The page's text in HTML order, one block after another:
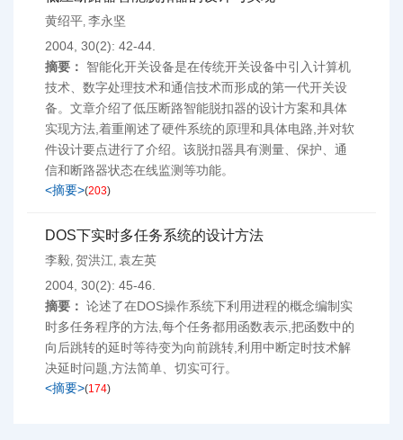
黄绍平, 李永坚
2004, 30(2): 42-44.
摘要：
智能化开关设备是在传统开关设备中引入计算机
技术、数字处理技术和通信技术而形成的第一代开关设
备。文章介绍了低压断路智能脱扣器的设计方案和具体
实现方法,着重阐述了硬件系统的原理和具体电路,并对软
件设计要点进行了介绍。该脱扣器具有测量、保护、通
信和断路器状态在线监测等功能。
<摘要>(203)
DOS下实时多任务系统的设计方法
李毅, 贺洪江, 袁左英
2004, 30(2): 45-46.
摘要： 论述了在DOS操作系统下利用进程的概念编制实
时多任务程序的方法,每个任务都用函数表示,把函数中的
向后跳转的延时等待变为向前跳转,利用中断定时技术解
决延时问题,方法简单、切实可行。
<摘要>(174)